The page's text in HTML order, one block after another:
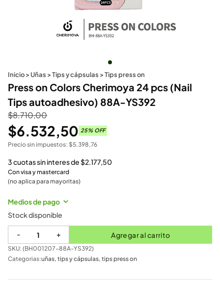
Inicio> Uñas >Tips y cápsulas >Tips press on
Press on Colors Cherimoya 24 pcs (Nail
Tips autoadhesivo) 88A-YS392
$8.710,00
$6.532,50 25% OFF
Precio sin impuestos: $5.398,76
3 cuotas sin interes de$2.177,50
Con visa y mastercard
(no aplica para mayoritas)
Medios de pago
Stock disponible
- + Agregar al carrito
SKU: (BH001207-88A-YS392)
Categorias:uñas, tips y cápsulas, tips press on